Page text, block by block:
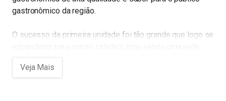
gastronômico da região.
O sucesso da primeira unidade foi tão grande que logo se
com mais de 30 unidades franqueadas em todo o Brasil.
A Max Sushi se destaca dentre outras opções de